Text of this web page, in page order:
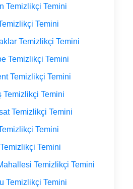
Temizlikçi Temini
Temini
Temizlikçi Temini
Temizlikçi Temini
Temizlikçi Temini
Temizlikçi Temini
Temizlikçi Temini
Temini
Temini
Temizlikçi Temini
Temizlikçi Temini